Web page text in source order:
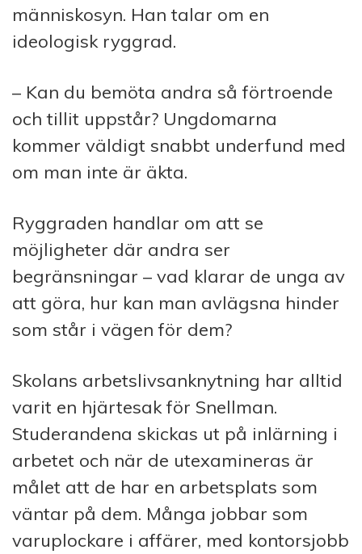
människosyn. Han talar om en
ideologisk ryggrad.
– Kan du bemöta andra så förtroende
och tillit uppstår? Ungdomarna
kommer väldigt snabbt underfund med
om man inte är äkta.
Ryggraden handlar om att se
möjligheter där andra ser
begränsningar – vad klarar de unga av
att göra, hur kan man avlägsna hinder
som står i vägen för dem?
Skolans arbetslivsanknytning har alltid
varit en hjärtesak för Snellman.
Studerandena skickas ut på inlärning i
arbetet och när de utexamineras är
målet att de har en arbetsplats som
väntar på dem. Många jobbar som
varuplockare i affärer, med kontorsjobb